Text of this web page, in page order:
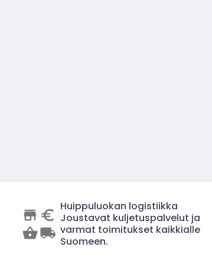
Huippuluokan logistiikka
Joustavat kuljetuspalvelut ja
varmat toimitukset kaikkialle
Suomeen.